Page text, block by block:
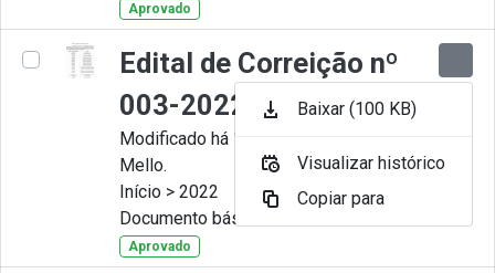
Aprovado
Edital de Correição nº
003-2022
Modificado há 11 Meses por Artur
Mello.
Início > 2022
Documento básico
Aprovado
Baixar (100 KB)
Visualizar histórico
Copiar para